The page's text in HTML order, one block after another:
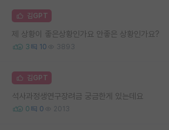
김GPT
제 상황이 좋은상황인가요 안좋은 상황인가요?
3 10 3893
김GPT
석사과정생연구장려금 궁금한게 있는데요
0 0 2013